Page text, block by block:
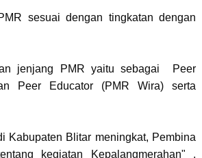
sesuai dengan tingkatan dengan
jenjang PMR yaitu sebagai Peer
Peer Educator (PMR Wira) serta
Kabupaten Blitar meningkat, Pembina
kegiatan Kepalangmerahan" .